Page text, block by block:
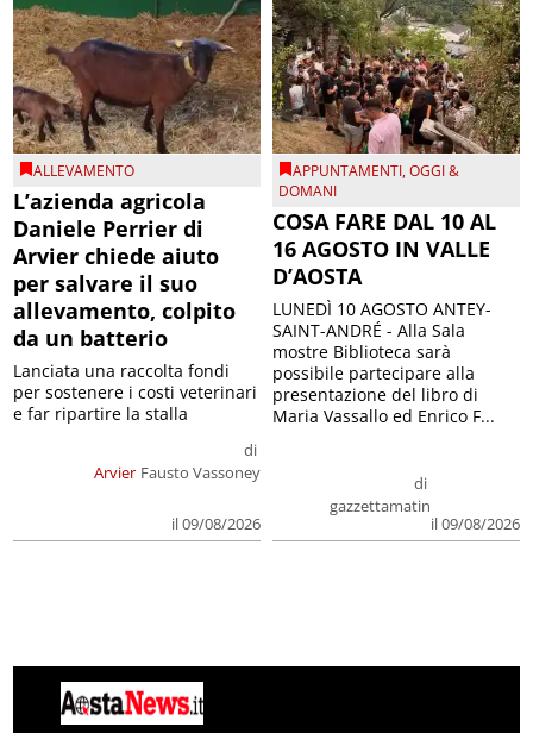
ALLEVAMENTO
L’azienda agricola
Daniele Perrier di
Arvier chiede aiuto
per salvare il suo
allevamento, colpito
da un batterio
Arvier
di
Fausto Vassoney
il 09/08/2026
Lanciata una raccolta fondi
per sostenere i costi veterinari
e far ripartire la stalla
APPUNTAMENTI,OGGI &
DOMANI
COSA FARE DAL 10 AL
16 AGOSTO IN VALLE
D’AOSTA
di
gazzettamatin
il 09/08/2026
LUNEDÌ 10 AGOSTO ANTEY-
SAINT-ANDRÉ - Alla Sala
mostre Biblioteca sarà
possibile partecipare alla
presentazione del libro di
Maria Vassallo ed Enrico F...